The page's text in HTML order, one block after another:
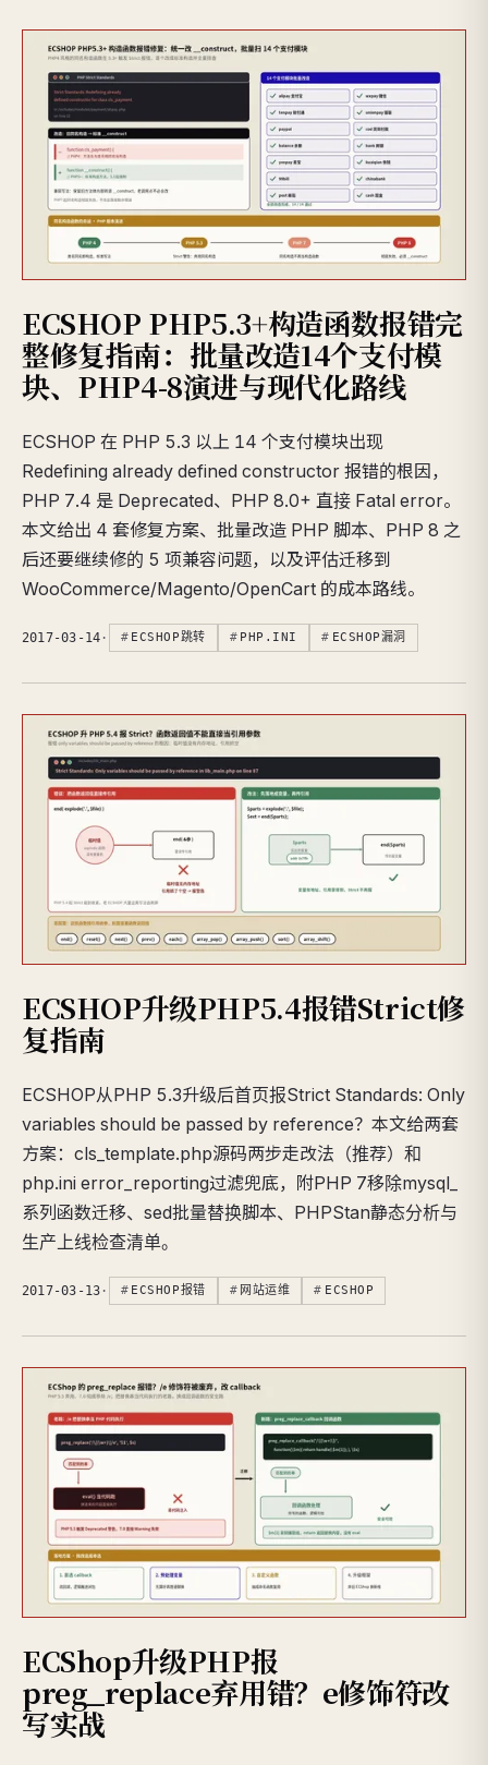
ECSHOP PHP5.3+构造函数报错完
整修复指南：批量改造14个支付模
块、PHP4-8演进与现代化路线
ECSHOP 在 PHP 5.3 以上 14 个支付模块出现
Redefining already defined constructor 报错的根因，
PHP 7.4 是 Deprecated、PHP 8.0+ 直接 Fatal error。
本文给出 4 套修复方案、批量改造 PHP 脚本、PHP 8 之
后还要继续修的 5 项兼容问题，以及评估迁移到
WooCommerce/Magento/OpenCart 的成本路线。
2017-03-14 · ECSHOP跳转 PHP.INI ECSHOP漏洞
ECSHOP升级PHP5.4报错Strict修
复指南
ECSHOP从PHP 5.3升级后首页报Strict Standards: Only
variables should be passed by reference？本文给两套
方案：cls_template.php源码两步走改法（推荐）和
php.ini error_reporting过滤兜底，附PHP 7移除mysql_
系列函数迁移、sed批量替换脚本、PHPStan静态分析与
生产上线检查清单。
2017-03-13 · ECSHOP报错 网站运维 ECSHOP
ECShop升级PHP报
preg_replace弃用错？e修饰符改
写实战